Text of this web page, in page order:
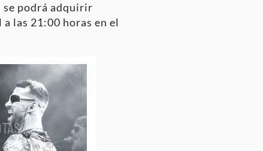
se podrá adquirir
las 21:00 horas en el